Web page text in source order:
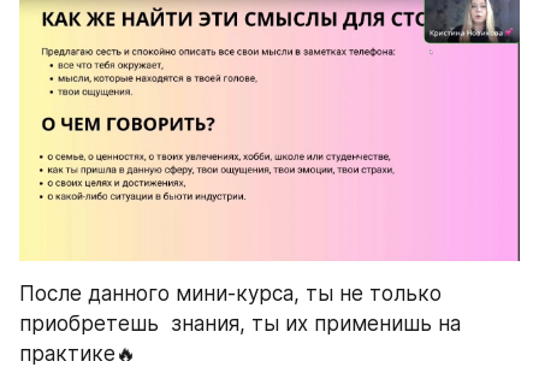
После данного мини-курса, ты не только
приобретешь  знания, ты их применишь на
практике🔥